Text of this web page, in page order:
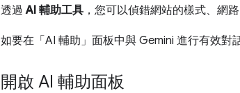
透過AI 輔助工具 ，您可以偵錯網站的樣式、網
如要在「AI 輔助」 面板中與 Gemini 進行有效對
開啟 AI 輔助面板